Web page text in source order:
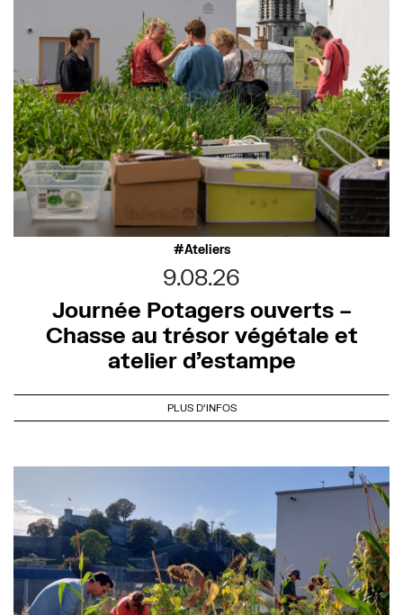
Ateliers
9.08.26
Journée Potagers ouverts –
Chasse au trésor végétale et
atelier d’estampe
PLUS D'INFOS